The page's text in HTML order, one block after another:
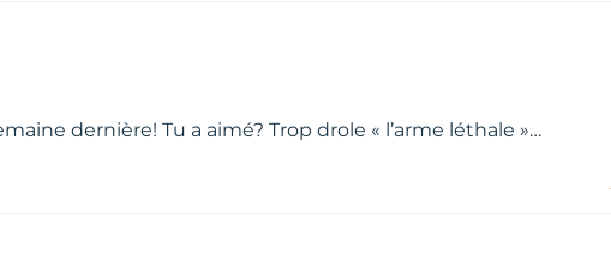
dernière! Tu a aimé? Trop drole « l’arme léthale »…